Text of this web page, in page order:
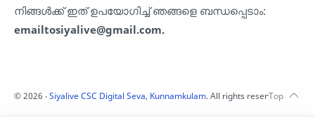
നിങ്ങൾക്ക് ഇത് ഉപയോഗിച്ച് ഞങ്ങളെ ബന്ധപ്പെടാം:
emailtosiyalive@gmail.com.
©2026 ‧Siyalive CSC Digital Seva, Kunnamkulam. All rights reserved.